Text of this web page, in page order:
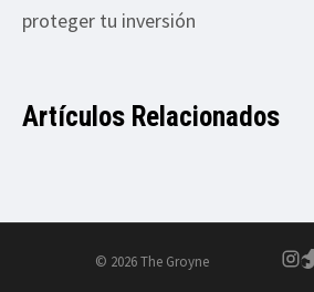
proteger tu inversión
Artículos Relacionados
© 2026 The Groyne